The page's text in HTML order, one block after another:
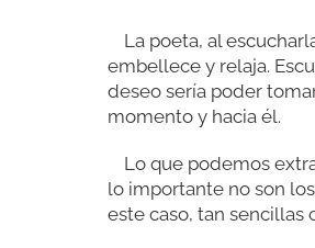
La poeta, al
embellece y relaja.
deseo sería poder
momento y hacia él.
Lo que podemos
lo importante no son
este caso, tan sencillas